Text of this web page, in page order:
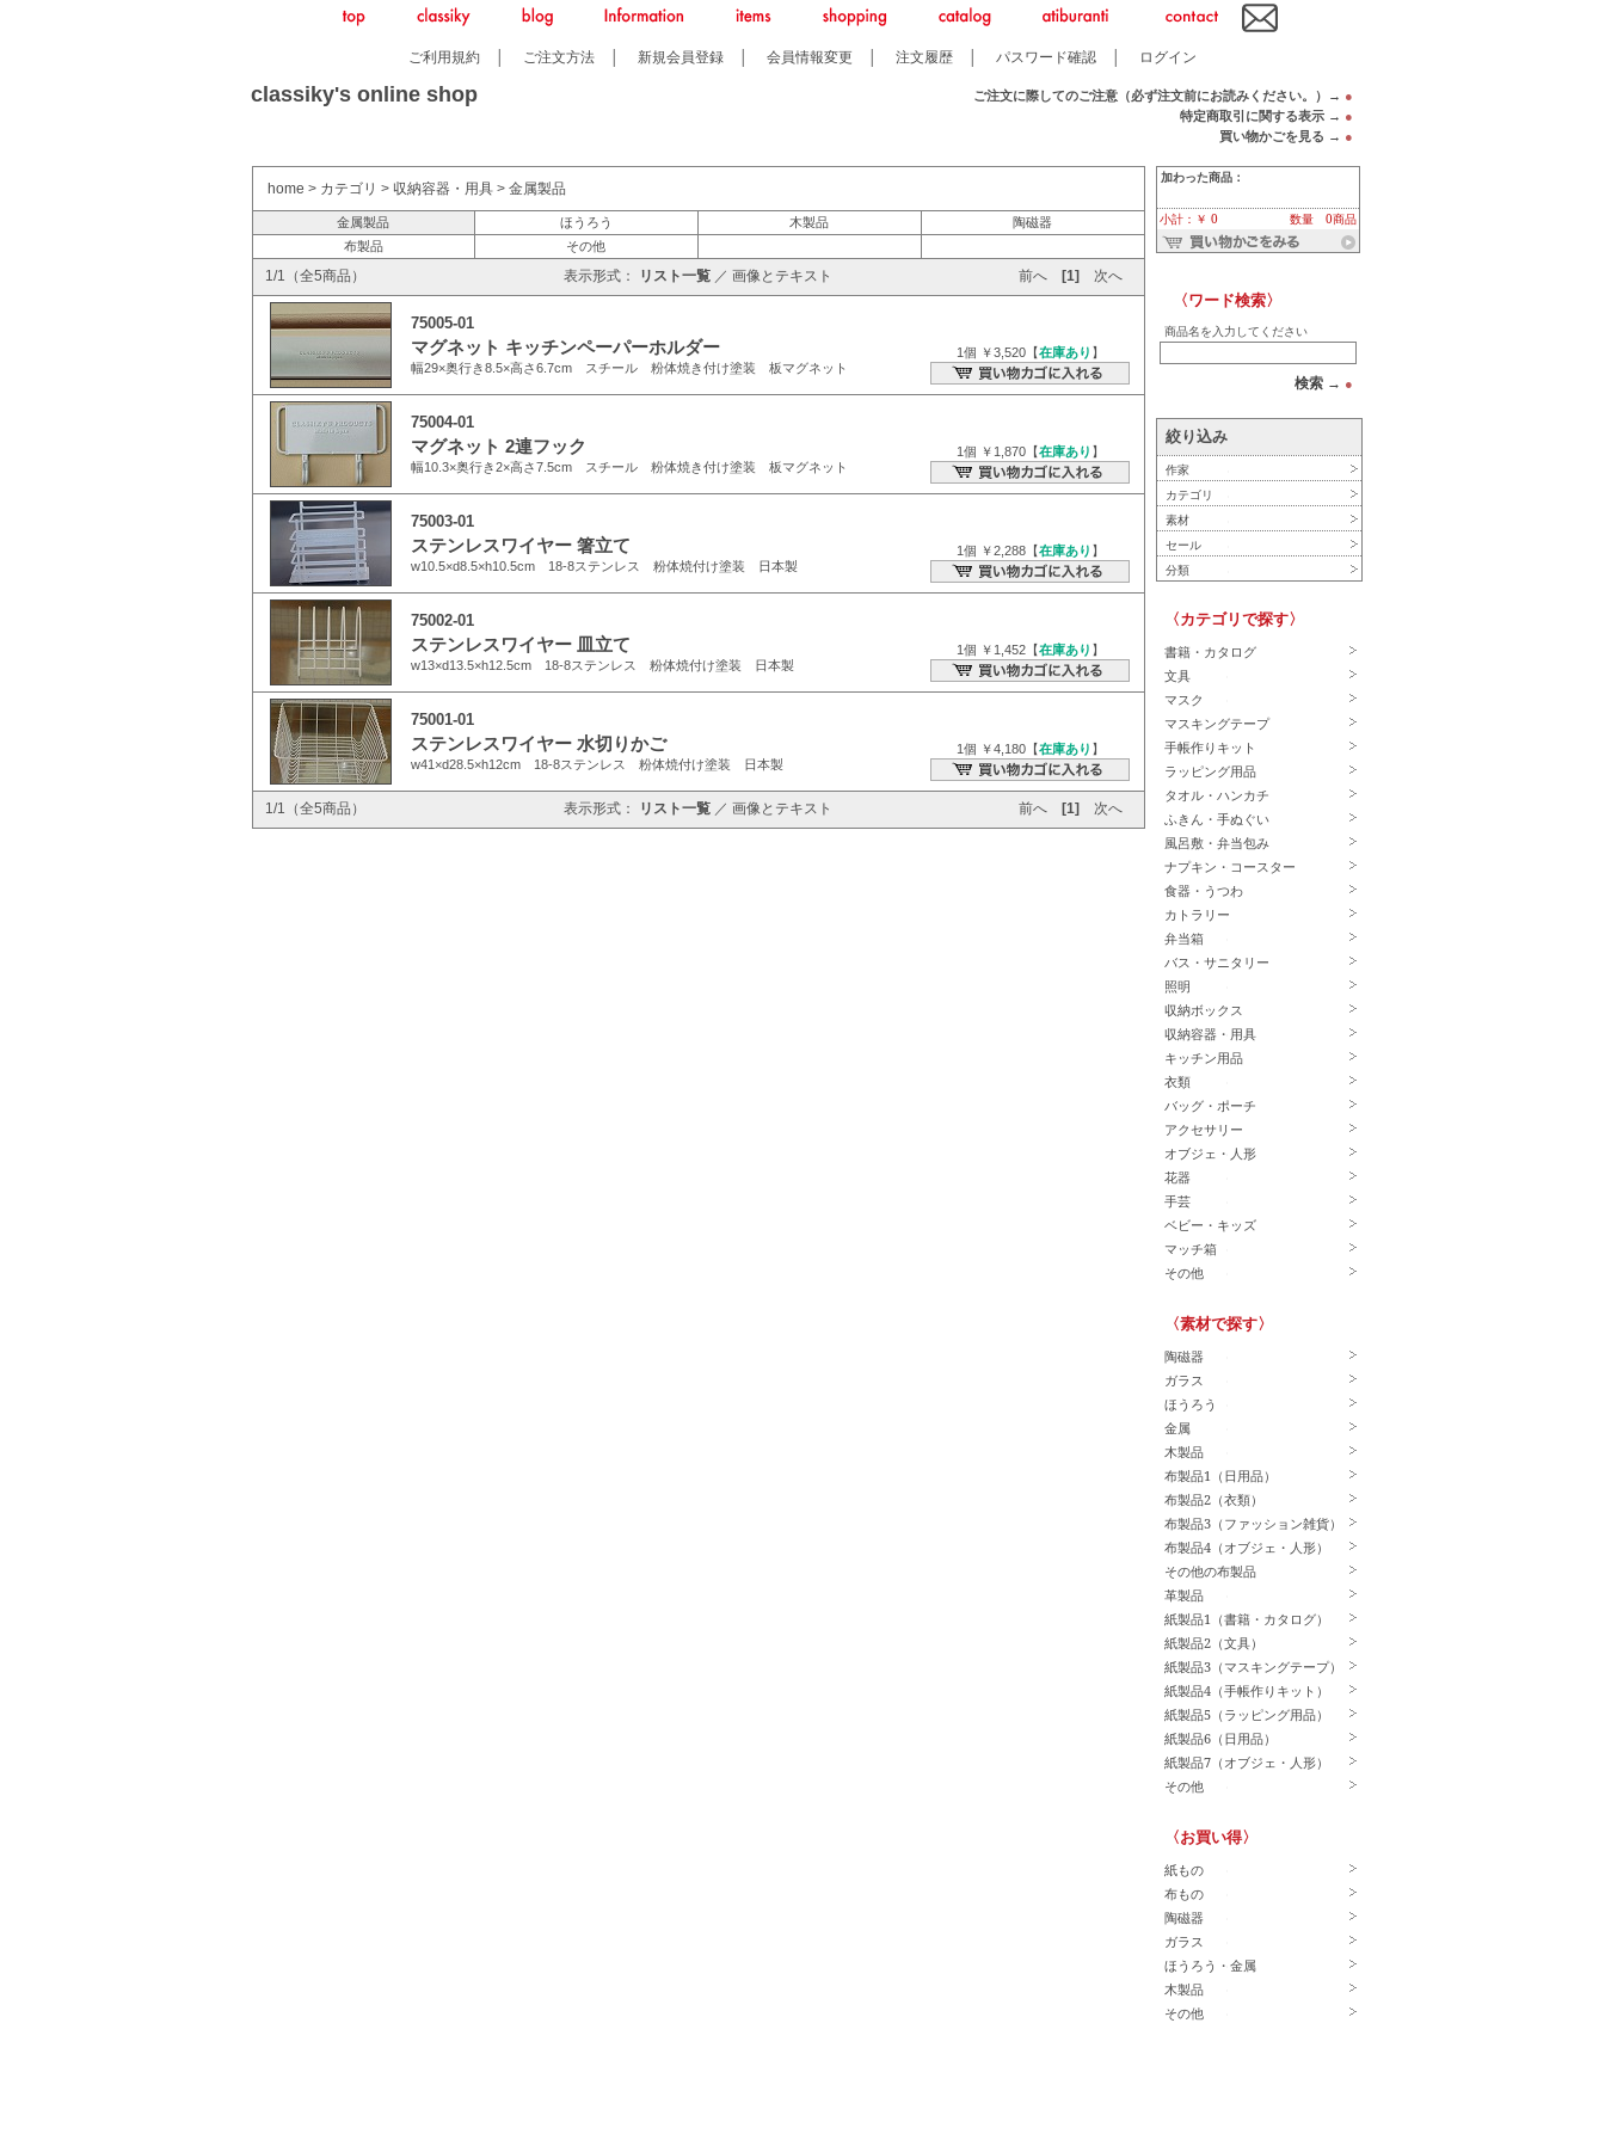
ご利用規約 ご注文方法 新規会員登録 会員情報変更 注文履歴 パスワード確認 ログイン
classiky's online shop ご注文に際してのご注意（必ず注文前にお読みください。）→ ●
特定商取引に関する表示 → ●
買い物かごを見る → ●
home > カテゴリ > 収納容器・用具> 金属製品
金属製品 ほうろう 木製品
陶磁器
布製品
その他
1/1（全5商品） 表示形式： リスト一覧／ 画像とテキスト 前へ [1] 次へ
75005-01
マグネット キッチンペーパーホルダー
幅29×奥行き8.5×高さ6.7cm スチール 粉体焼き付け塗装 板マグネット
1個 ￥3,520【在庫あり 】
75004-01
マグネット 2連フック
幅10.3×奥行き2×高さ7.5cm スチール 粉体焼き付け塗装 板マグネット
1個 ￥1,870【在庫あり 】
75003-01
ステンレスワイヤー 箸立て
w10.5×d8.5×h10.5cm 18-8ステンレス 粉体焼付け塗装 日本製
1個 ￥2,288【在庫あり 】
75002-01
ステンレスワイヤー 皿立て
w13×d13.5×h12.5cm 18-8ステンレス 粉体焼付け塗装 日本製
1個 ￥1,452【在庫あり 】
75001-01
ステンレスワイヤー 水切りかご
w41×d28.5×h12cm 18-8ステンレス 粉体焼付け塗装 日本製
1個 ￥4,180【在庫あり 】
1/1（全5商品） 表示形式： リスト一覧／ 画像とテキスト 前へ [1] 次へ
加わった商品：
小計：￥ 0 数量 0商品
〈ワード検索〉
商品名を入力してください
検索 → ●
絞り込み
作家
カテゴリ
素材
セール
分類
〈カテゴリで探す〉
書籍・カタログ
文具
マスク
マスキングテープ
手帳作りキット
ラッピング用品
タオル・ハンカチ
ふきん・手ぬぐい
風呂敷・弁当包み
ナプキン・コースター
食器・うつわ
カトラリー
弁当箱
バス・サニタリー
照明
収納ボックス
収納容器・用具
キッチン用品
衣類
バッグ・ポーチ
アクセサリー
オブジェ・人形
花器
手芸
ベビー・キッズ
マッチ箱
その他
〈素材で探す〉
陶磁器
ガラス
ほうろう
金属
木製品
布製品1（日用品）
布製品2（衣類）
布製品3（ファッション雑貨）
布製品4（オブジェ・人形）
その他の布製品
革製品
紙製品1（書籍・カタログ）
紙製品2（文具）
紙製品3（マスキングテープ）
紙製品4（手帳作りキット）
紙製品5（ラッピング用品）
紙製品6（日用品）
紙製品7（オブジェ・人形）
その他
〈お買い得〉
紙もの
布もの
陶磁器
ガラス
ほうろう・金属
木製品
その他